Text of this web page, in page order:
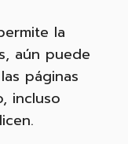
la
aún puede
páginas
incluso